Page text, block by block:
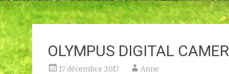
OLYMPUS DIGITAL
17 décembre 2017 Anne